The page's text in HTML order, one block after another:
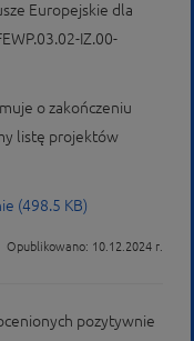
Europejskie dla
IZ.00-
o zakończeniu
listę projektów
(498.5 KB)
Opublikowano: 10.12.2024 r.
pozytywnie